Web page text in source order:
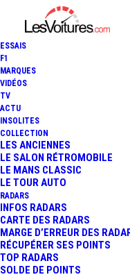
ESSAIS
F1
MARQUES
VIDÉOS
TV
ACTU
INSOLITES
COLLECTION
LES ANCIENNES
LE SALON RÉTROMOBILE
LE MANS CLASSIC
LE TOUR AUTO
RADARS
INFOS RADARS
CARTE DES RADARS
MARGE D’ERREUR DES
RÉCUPÉRER SES POINTS
TOP RADARS
SOLDE DE POINTS
1 juin 2018